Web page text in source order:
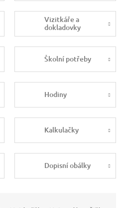
Vizitkáře a
dokladovky
Školní potřeby
Hodiny
Kalkulačky
Dopisní obálky